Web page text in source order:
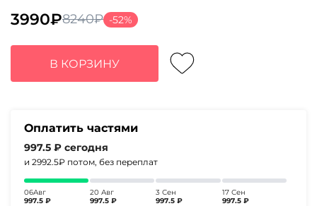
8240₽
Первоначальная
цена
составляла
8240₽.
3990₽
Текущая
цена:
3990₽.
-52%
В КОРЗИНУ
Оплатить частями
997.5 ₽ сегодня
и 2992.5₽ потом, без переплат
06Авг
997.5 ₽
20 Авг
997.5 ₽
3 Сен
997.5 ₽
17 Сен
997.5 ₽